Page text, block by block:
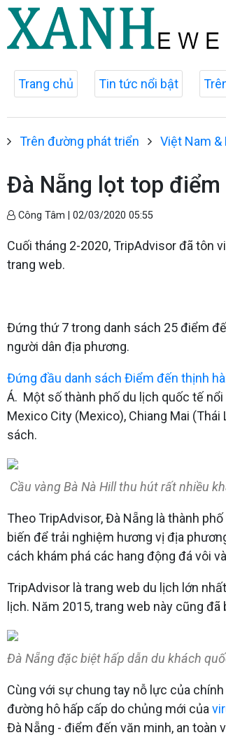
Trang chủ Tin tức nổi bật
Trên đường phát triển Việt Nam &
Đà Nẵng lọt top
Công Tâm | 02/03/2020 05:55
Cuối tháng 2-2020, TripAdvisor đã tôn
trang web.
Đứng thứ 7 trong danh sách 25 điểm
người dân địa phương.
Đứng đầu danh sách Điểm đến thịnh
Á. Một số thành phố du lịch quốc tế nổi
Mexico City (Mexico), Chiang Mai
sách.
Cầu vàng Bà Nà Hill thu hút rất nhiều
Theo TripAdvisor, Đà Nẵng là thành
biến để trải nghiệm hương vị địa
cách khám phá các hang động đá vôi
TripAdvisor là trang web du lịch lớn
lịch. Năm 2015, trang web này cũng
Đà Nẵng đặc biệt hấp dẫn du khách
Cùng với sự chung tay nỗ lực của
đường hô hấp cấp do chủng mới của
Đà Nẵng - điểm đến văn minh, an toàn